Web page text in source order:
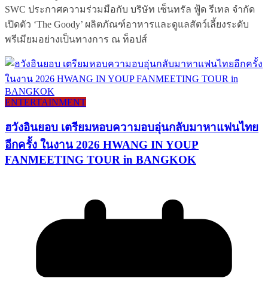
SWC ประกาศความร่วมมือกับ บริษัท เซ็นทรัล ฟู้ด รีเทล จำกัด
เปิดตัว ‘The Goody’ ผลิตภัณฑ์อาหารและดูแลสัตว์เลี้ยงระดับ
พรีเมียมอย่างเป็นทางการ ณ ท็อปส์
ENTERTAINMENT
ฮวังอินยอบ เตรียมหอบความอบอุ่นกลับมาหาแฟนไทย
อีกครั้ง ในงาน 2026 HWANG IN YOUP
FANMEETING TOUR in BANGKOK